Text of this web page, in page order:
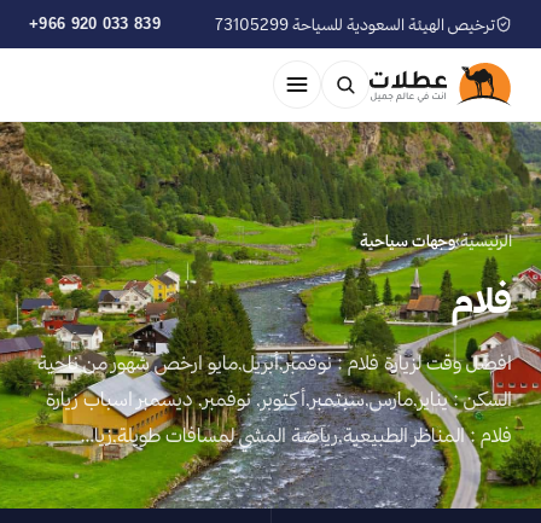
ترخيص الهيئة السعودية للسياحة 73105299 +966 920 033 839
الرئيسية›وجهات سياحية
فلام
افضل وقت لزيارة فلام : نوفمبر,أبريل,مايو ارخص شهور من ناحية
السكن : يناير,مارس,سبتمبر,أكتوبر, نوفمبر, ديسمبر اسباب زيارة
فلام : المناظر الطبيعية,رياضة المشي لمسافات طويلة,زيا…